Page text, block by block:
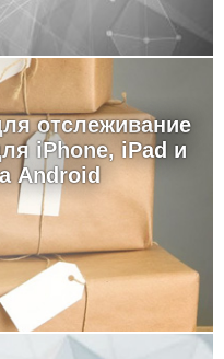
отслеживание
iPhone, iPad и
Android